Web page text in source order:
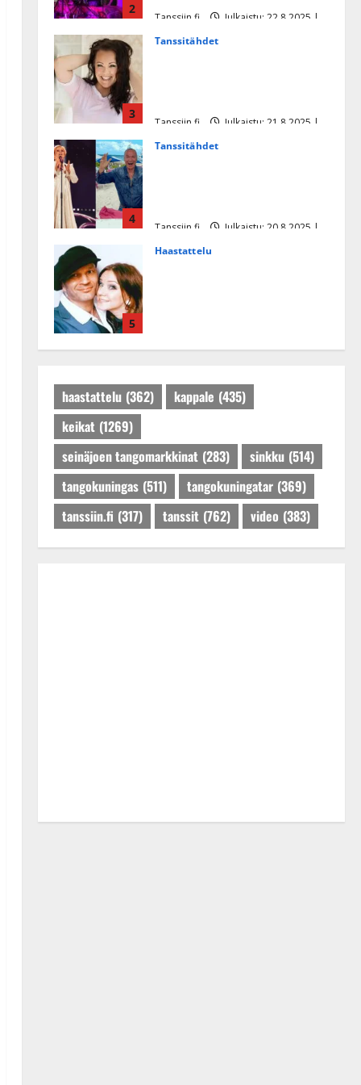
2
Tanssiin.fi
Julkaistu: 22.8.2025 |
3
Tanssitähdet
Tanssiin.fi
Julkaistu: 21.8.2025 |
4
Tanssitähdet
Tanssiin.fi
Julkaistu: 20.8.2025 |
5
Haastattelu
Tanssiin.fi
Julkaistu: 27.4.2025 |
haastattelu (362) kappale (435)
keikat (1269)
seinäjoen tangomarkkinat (283) sinkku (514)
tangokuningas (511) tangokuningatar (369)
tanssiin.fi (317) tanssit (762) video (383)